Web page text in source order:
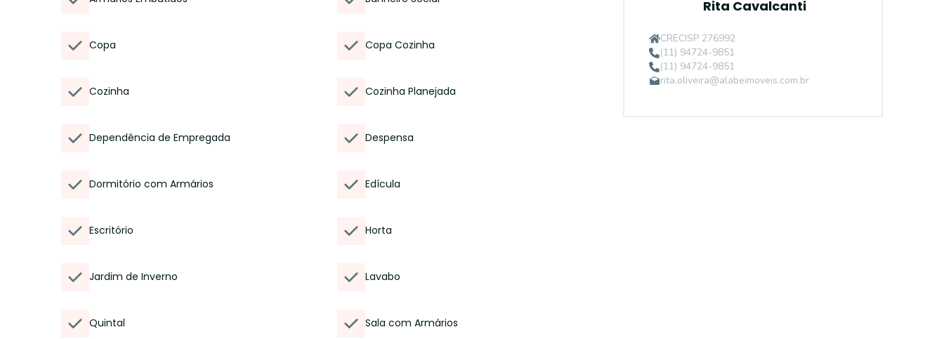
Copa Copa Cozinha
Cozinha Cozinha Planejada
Dependência de Empregada Despensa
Dormitório com Armários Edícula
Escritório Horta
Jardim de Inverno Lavabo
Quintal Sala com Armários
Rita Cavalcanti
CRECISP 276992
(11) 94724-9851
(11) 94724-9851
rita.oliveira@alabeimoveis.com.br